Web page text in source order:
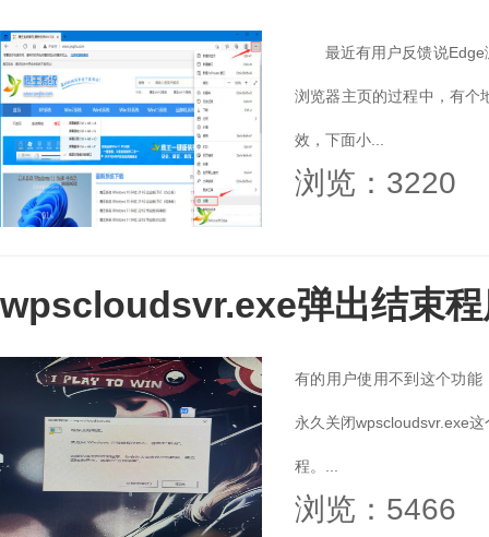
最近有用户反馈说Edge
浏览器主页的过程中，有个
效，下面小...
浏览：3220
wpscloudsvr.exe弹出结束
有的用户使用不到这个功
永久关闭wpscloudsvr.exe
程。...
浏览：5466